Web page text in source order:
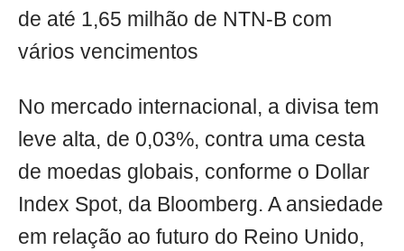
de até 1,65 milhão de NTN-B com
vários vencimentos
No mercado internacional, a divisa tem
leve alta, de 0,03%, contra uma cesta
de moedas globais, conforme o Dollar
Index Spot, da Bloomberg. A ansiedade
em relação ao futuro do Reino Unido,